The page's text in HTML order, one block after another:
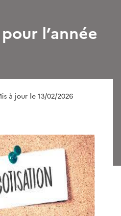
l’année
à jour le 13/02/2026